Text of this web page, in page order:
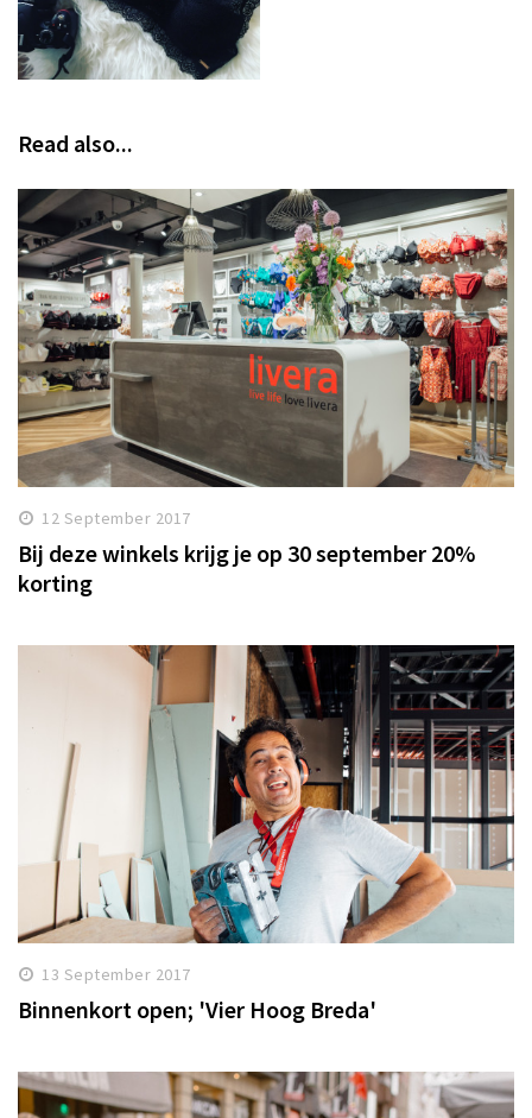
Read also...
12 September 2017
Bij deze winkels krijg je op 30 september 20%
korting
13 September 2017
Binnenkort open; 'Vier Hoog Breda'